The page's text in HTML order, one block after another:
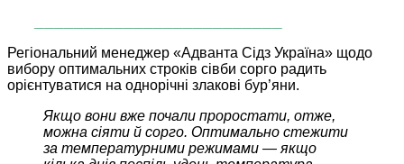
Регіональний менеджер «Адванта Сідз Україна» щодо
вибору оптимальних строків сівби сорго радить
орієнтуватися на однорічні злакові бур’яни.
Якщо вони вже почали проростати, отже,
можна сіяти й сорго. Оптимально стежити
за температурними режимами — якщо